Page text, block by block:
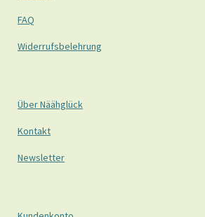
FAQ
Widerrufsbelehrung
Über Näähglück
Kontakt
Newsletter